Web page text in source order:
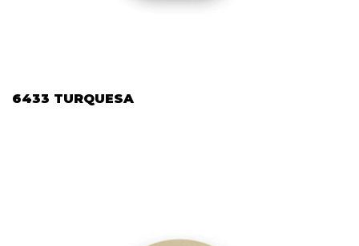
6433 TURQUESA